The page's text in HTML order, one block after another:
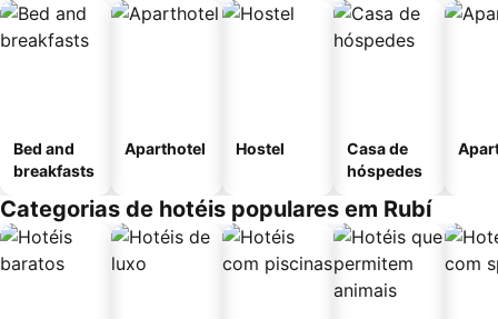
Bed and
breakfasts
Aparthotel Hostel
Casa de
hóspedes
Categorias de hotéis populares em Rubí